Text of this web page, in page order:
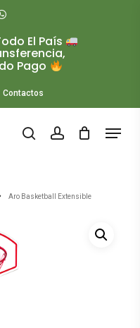
El País
Pago
Contactos
search account
Menu
Aro Basketball Extensible